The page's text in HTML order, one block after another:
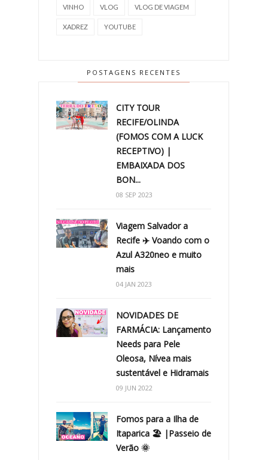
VINHO VLOG VLOG DE VIAGEM
XADREZ YOUTUBE
POSTAGENS RECENTES
CITY TOUR
RECIFE/OLINDA
(FOMOS COM A LUCK
RECEPTIVO) |
EMBAIXADA DOS
BON...
08 SEP 2023
Viagem Salvador a
Recife ✈️ Voando com o
Azul A320neo e muito
mais
04 JAN 2023
NOVIDADES DE
FARMÁCIA: Lançamento
Needs para Pele
Oleosa, Nívea mais
sustentável e Hidramais
09 JUN 2022
Fomos para a Ilha de
Itaparica 🏖 |Passeio de
Verão 🌞